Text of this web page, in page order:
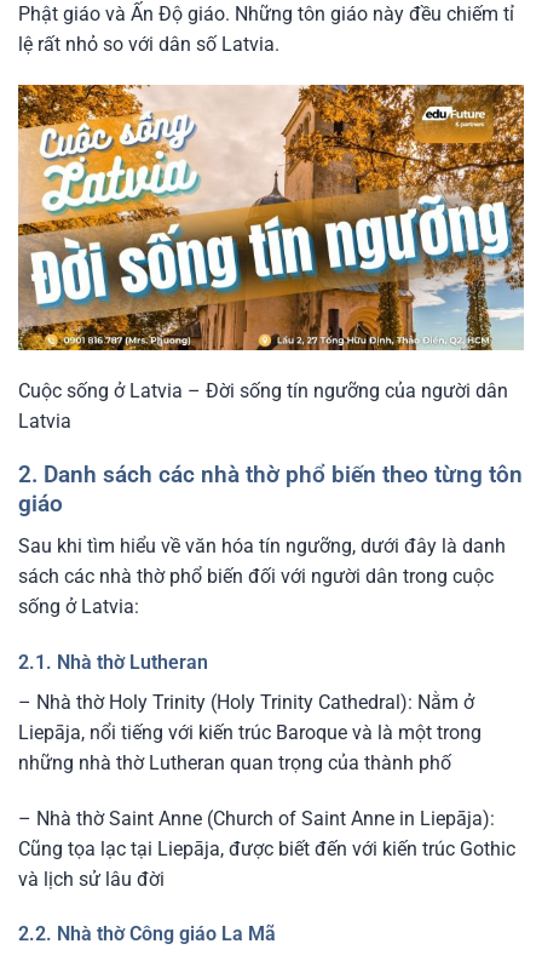
Phật giáo và Ấn Độ giáo. Những tôn giáo này đều chiếm tỉ
lệ rất nhỏ so với dân số Latvia.
Cuộc sống ở Latvia – Đời sống tín ngưỡng của người dân
Latvia
2. Danh sách các nhà thờ phổ biến theo từng tôn
giáo
Sau khi tìm hiểu về văn hóa tín ngưỡng, dưới đây là danh
sách các nhà thờ phổ biến đối với người dân trong cuộc
sống ở Latvia:
2.1. Nhà thờ Lutheran
– Nhà thờ Holy Trinity (Holy Trinity Cathedral): Nằm ở
Liepāja, nổi tiếng với kiến trúc Baroque và là một trong
những nhà thờ Lutheran quan trọng của thành phố
– Nhà thờ Saint Anne (Church of Saint Anne in Liepāja):
Cũng tọa lạc tại Liepāja, được biết đến với kiến trúc Gothic
và lịch sử lâu đời
2.2. Nhà thờ Công giáo La Mã